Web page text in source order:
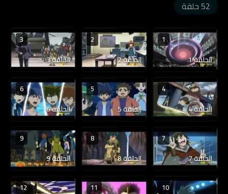
52 حلقة
1
الحلقة 1
2
الحلقة 2
3
الحلقة 3
4
الحلقة 4
5
الحلقة 5
6
الحلقة 6
7
الحلقة 7
8
الحلقة 8
9
الحلقة 9
10
11
12